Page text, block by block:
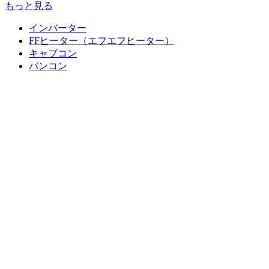
もっと見る
インバーター
FFヒーター（エフエフヒーター）
キャブコン
バンコン